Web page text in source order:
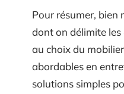
Pour résumer, bien
dont on délimite
au choix du
abordables en
solutions simples